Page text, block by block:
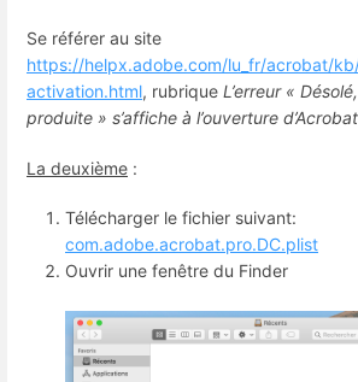
Se référer au site
https://helpx.adobe.com/lu_fr/acrobat/
activation.html, rubrique L’erreur «
produite » s’affiche à l’ouverture
La deuxième :
Télécharger le fichier suivant:
com.adobe.acrobat.pro.DC.plist
Ouvrir une fenêtre du Finder